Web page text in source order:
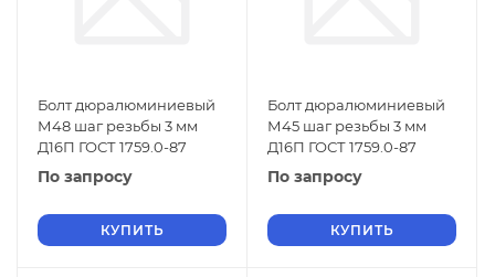
Болт дюралюминиевый
М48 шаг резьбы 3 мм
Д16П ГОСТ 1759.0-87
По запросу
КУПИТЬ
Болт дюралюминиевый
М45 шаг резьбы 3 мм
Д16П ГОСТ 1759.0-87
По запросу
КУПИТЬ